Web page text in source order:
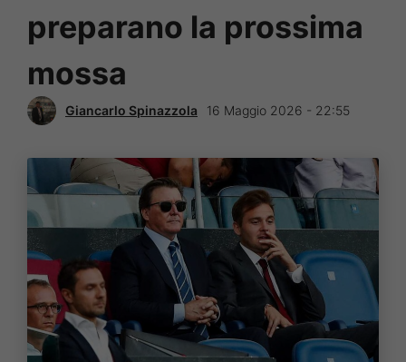
preparano la prossima
mossa
Giancarlo Spinazzola 16 Maggio 2026 - 22:55